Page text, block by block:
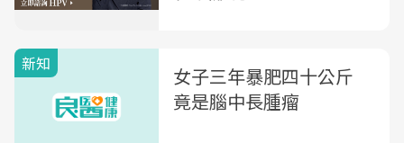
新知
女子三年暴肥四十公斤
竟是腦中長腫瘤